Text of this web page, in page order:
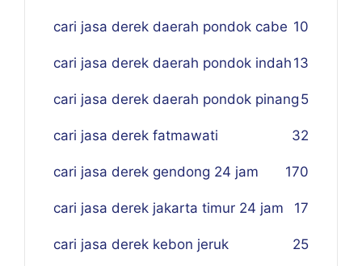
cari jasa derek daerah pondok cabe 10
cari jasa derek daerah pondok indah 13
cari jasa derek daerah pondok pinang 5
cari jasa derek fatmawati 32
cari jasa derek gendong 24 jam 170
cari jasa derek jakarta timur 24 jam 17
cari jasa derek kebon jeruk 25